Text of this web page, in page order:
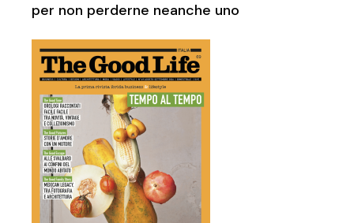
per non perderne neanche uno